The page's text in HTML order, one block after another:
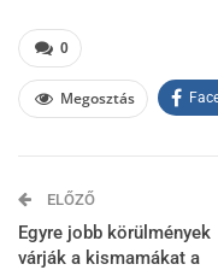
0
Megosztás
ELŐZŐ
Egyre jobb körülmények
várják a kismamákat a